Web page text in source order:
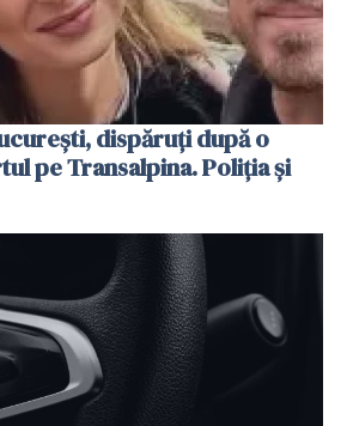
dispăruți după o
pe Transalpina. Poliția și